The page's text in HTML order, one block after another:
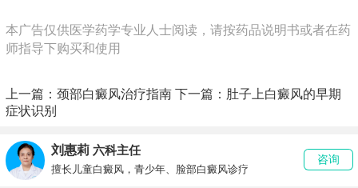
本广告仅供医学药学专业人士阅读，请按药品说明书或者在药
师指导下购买和使用
上一篇： 颈部白癜风治疗指南 下一篇： 肚子上白癜风的早期
症状识别
刘惠莉 六科主任
擅长儿童白癜风，青少年、脸部白癜风诊疗
咨询